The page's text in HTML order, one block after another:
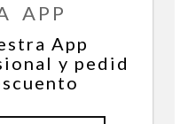
APP
App
y pedid